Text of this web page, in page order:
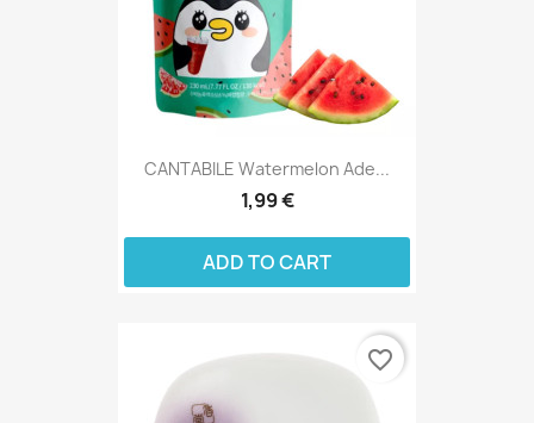
CANTABILE Watermelon Ade...
1,99 €
ADD TO CART
favorite_border